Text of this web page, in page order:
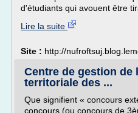
d'étudiants qui avouent être
Lire la suite
Site : http://
Centre de gestion
territoriale des ...
Que signifient « concours
concours (ou concours de